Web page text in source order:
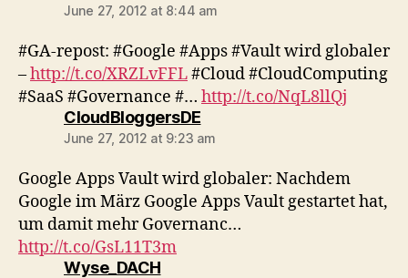
June 27, 2012 at 8:44 am
#GA-repost: #Google #Apps #Vault wird globaler
–http://t.co/XRZLvFFL#Cloud #CloudComputing
#SaaS #Governance #… http://t.co/NqL8llQj
CloudBloggersDEsays:
June 27, 2012 at 9:23 am
Google Apps Vault wird globaler: Nachdem
Google im März Google Apps Vault gestartet hat,
um damit mehr Governanc…
http://t.co/GsL11T3m
Wyse_DACHsays: